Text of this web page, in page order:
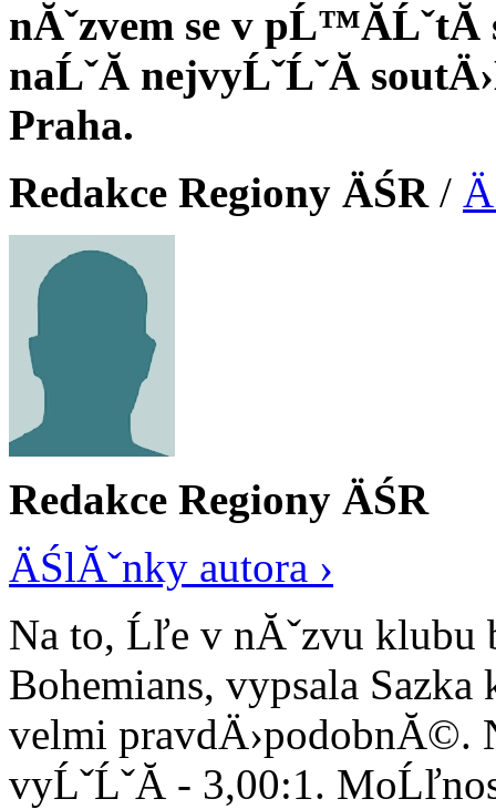
nĂˇzvem se v pĹ™Ă­ĹˇtĂ­
naĹˇĂ­ nejvyĹˇĹˇĂ­
Praha.
Redakce Regiony ÄŚR/
Redakce Regiony ÄŚR
ÄŚlĂˇnky autora ›
Na to, Ĺľe v nĂˇzvu klubu
Bohemians, vypsala
velmi
vyĹˇĹˇĂ­ - 3,00:1.